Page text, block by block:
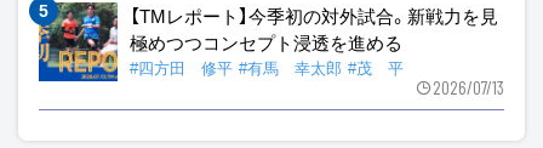
【TMレポート】今季初の対外試合。新戦力を見
極めつつコンセプト浸透を進める
#四方田 修平 #有馬 幸太郎 #茂 平
2026/07/13